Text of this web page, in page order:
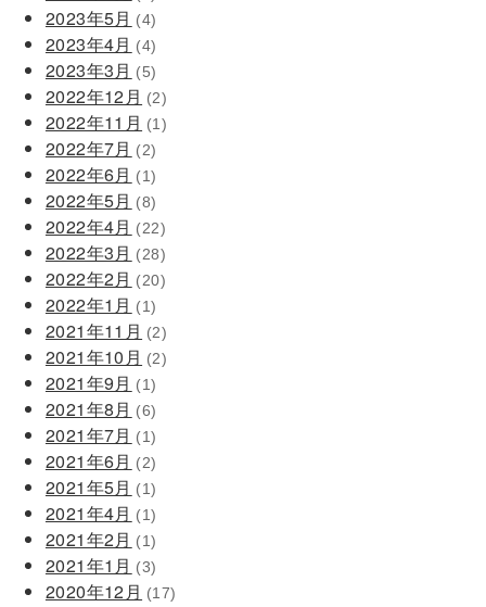
2023年5月 (4)
2023年4月 (4)
2023年3月 (5)
2022年12月 (2)
2022年11月 (1)
2022年7月 (2)
2022年6月 (1)
2022年5月 (8)
2022年4月 (22)
2022年3月 (28)
2022年2月 (20)
2022年1月 (1)
2021年11月 (2)
2021年10月 (2)
2021年9月 (1)
2021年8月 (6)
2021年7月 (1)
2021年6月 (2)
2021年5月 (1)
2021年4月 (1)
2021年2月 (1)
2021年1月 (3)
2020年12月 (17)